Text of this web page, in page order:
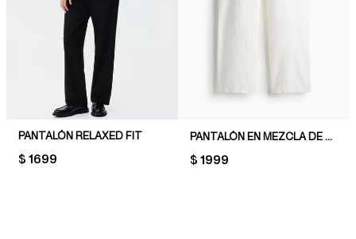
PANTALÓN RELAXED FIT
PRICE:
$ 1699
PANTALÓN EN MEZCLA DE LINO RELAXED FIT
PRICE:
$ 1999